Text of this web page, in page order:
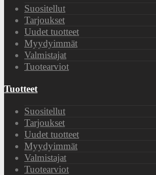
Suositellut
Tarjoukset
Uudet tuotteet
Myydyimmät
Valmistajat
Tuotearviot
Tuotteet
Suositellut
Tarjoukset
Uudet tuotteet
Myydyimmät
Valmistajat
Tuotearviot